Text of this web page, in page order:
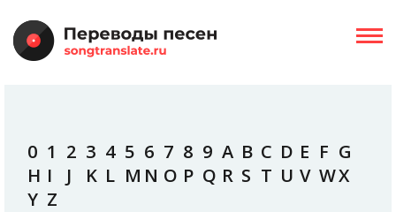
0 1 2 3 4 5 6 7 8 9 A B C D E F G
H I J K L M N O P Q R S T U V WX
Y Z